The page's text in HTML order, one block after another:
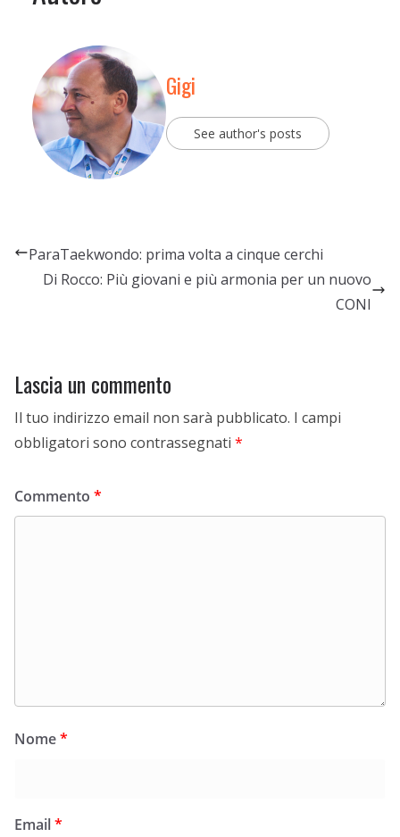
Gigi
See author's posts
ParaTaekwondo: prima volta a cinque cerchi
Di Rocco: Più giovani e più armonia per un nuovo
CONI
Lascia un commento
Il tuo indirizzo email non sarà pubblicato. I campi
obbligatori sono contrassegnati *
Commento *
Nome*
Email*